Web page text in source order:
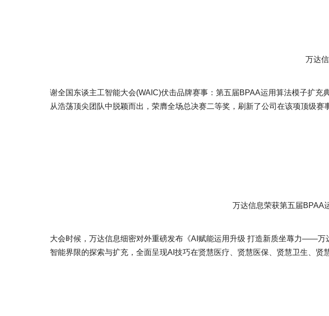
万达
谢全国东谈主工智能大会(WAIC)伏击品牌赛事：第五届BPAA运用算法模子扩充
从浩荡顶尖团队中脱颖而出，荣膺全场总决赛二等奖，刷新了公司在该项顶级赛
万达信息荣获第五届BPAA
大会时候，万达信息细密对外重磅发布《AI赋能运用升级 打造新质坐蓐力——
智能界限的探索与扩充，全面呈现AI技巧在贤慧医疗、贤慧医保、贤慧卫生、贤